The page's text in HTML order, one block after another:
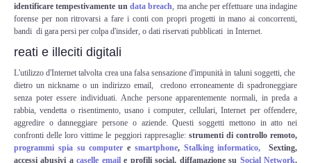
Log Management & SIEM
Vulnerability Assesment & Pen Test
BC & DR
Data Breach
A & C
identificare tempestivamente un data breach , ma anche per effettuare una indagine
forense per non ritrovarsi a fare i conti con propri progetti in mano ai concorrenti,
bandi di gara persi per colpa d'insider, o dati riservati pubblicati in Internet.
reati e illeciti digitali
L'utilizzo d'Internet talvolta crea una falsa sensazione d'impunità in taluni soggetti, che
dietro un nickname o un indirizzo email, credono erroneamente di spadroneggiare
senza poter essere individuati. Anche persone apparentemente normali, in preda a
rabbia, vendetta o risentimento, usano i computer, cellulari, Internet per offendere,
aggredire o danneggiare persone o aziende. Questi soggetti mettono in atto nei
confronti delle loro vittime le peggiori rappresaglie: strumenti di controllo remoto,
programmi spia su computer e smartphone, Stalking informatico, Sexting,
accessi abusivi acaselle emaile profili social, diffamazione su Social Network,